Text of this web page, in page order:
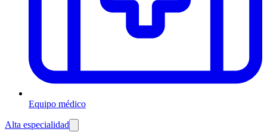
Equipo médico
Alta especialidad